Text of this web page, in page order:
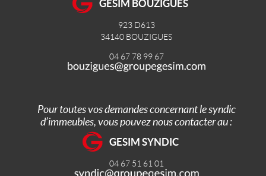
GESIM BOUZIGUES
923 D613
34140 BOUZIGUES
04 67 78 99 67
Pour toutes vos demandes concernant le syndic
d’immeubles, vous pouvez nous contacter au :
GESIM SYNDIC
04 67 51 61 01